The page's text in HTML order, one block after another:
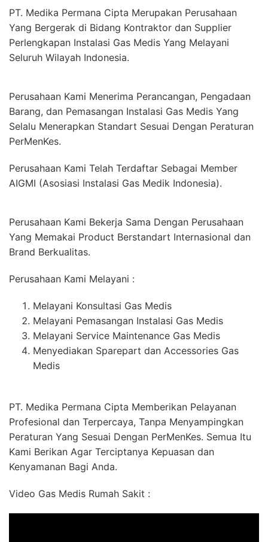
PT. Medika Permana Cipta Merupakan Perusahaan
Yang Bergerak di Bidang Kontraktor dan Supplier
Perlengkapan Instalasi Gas Medis Yang Melayani
Seluruh Wilayah Indonesia.
Perusahaan Kami Menerima Perancangan, Pengadaan
Barang, dan Pemasangan Instalasi Gas Medis Yang
Selalu Menerapkan Standart Sesuai Dengan Peraturan
PerMenKes.
Perusahaan Kami Telah Terdaftar Sebagai Member
AIGMI (Asosiasi Instalasi Gas Medik Indonesia).
Perusahaan Kami Bekerja Sama Dengan Perusahaan
Yang Memakai Product Berstandart Internasional dan
Brand Berkualitas.
Perusahaan Kami Melayani :
Melayani Konsultasi Gas Medis
Melayani Pemasangan Instalasi Gas Medis
Melayani Service Maintenance Gas Medis
Menyediakan Sparepart dan Accessories Gas
Medis
PT. Medika Permana Cipta Memberikan Pelayanan
Profesional dan Terpercaya, Tanpa Menyampingkan
Peraturan Yang Sesuai Dengan PerMenKes. Semua Itu
Kami Berikan Agar Terciptanya Kepuasan dan
Kenyamanan Bagi Anda.
Video Gas Medis Rumah Sakit :